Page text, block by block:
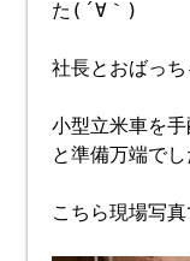
た(´∀｀)
社長とおばっ
小型立米車を
と準備万端で
こちら現場写真